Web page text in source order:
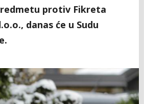
protiv Fikreta
danas će u Sudu